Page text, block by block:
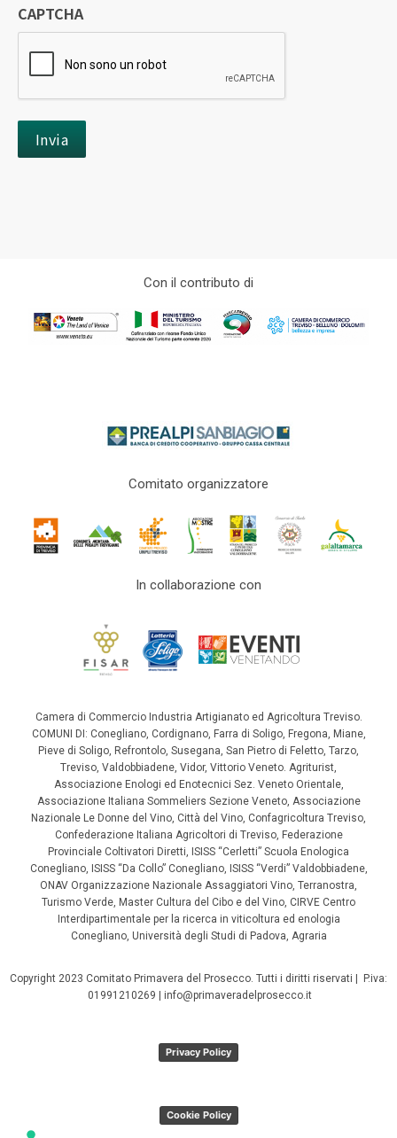
CAPTCHA
Con il contributo di
Comitato organizzatore
In collaborazione con
Camera di Commercio Industria Artigianato ed Agricoltura Treviso.
COMUNI DI: Conegliano, Cordignano, Farra di Soligo, Fregona, Miane,
Pieve di Soligo, Refrontolo, Susegana, San Pietro di Feletto, Tarzo,
Treviso, Valdobbiadene, Vidor, Vittorio Veneto. Agriturist,
Associazione Enologi ed Enotecnici Sez. Veneto Orientale,
Associazione Italiana Sommeliers Sezione Veneto, Associazione
Nazionale Le Donne del Vino, Città del Vino, Confagricoltura Treviso,
Confederazione Italiana Agricoltori di Treviso, Federazione
Provinciale Coltivatori Diretti, ISISS “Cerletti” Scuola Enologica
Conegliano, ISISS “Da Collo” Conegliano, ISISS “Verdi” Valdobbiadene,
ONAV Organizzazione Nazionale Assaggiatori Vino, Terranostra,
Turismo Verde, Master Cultura del Cibo e del Vino, CIRVE Centro
Interdipartimentale per la ricerca in viticoltura ed enologia
Conegliano, Università degli Studi di Padova, Agraria
Copyright 2023 Comitato Primavera del Prosecco. Tutti i diritti riservati | P.iva:
01991210269 | info@primaveradelprosecco.it
Privacy Policy
Cookie Policy